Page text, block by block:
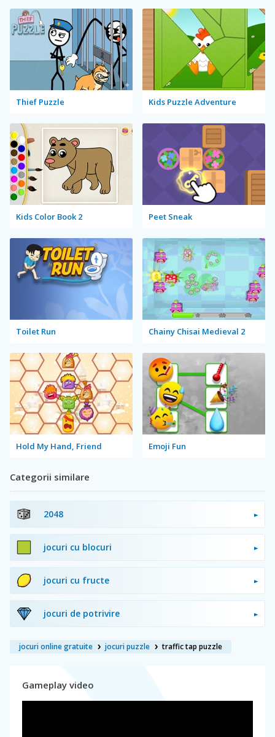
Thief Puzzle Kids Puzzle Adventure
Kids Color Book 2 Peet Sneak
Toilet Run Chainy Chisai Medieval 2
Hold My Hand, Friend Emoji Fun
Categorii similare
2048
jocuri cu blocuri
jocuri cu fructe
jocuri de potrivire
jocuri online gratuite jocuri puzzle traffic tap puzzle
Gameplay video